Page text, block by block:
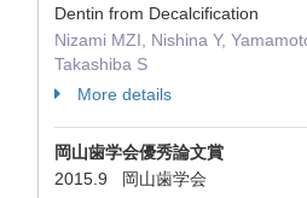
Dentin from Decalcification
Nizami MZI, Nishina Y,
Takashiba S
More details
岡山歯学会優秀論文賞
2015.9 岡山歯学会